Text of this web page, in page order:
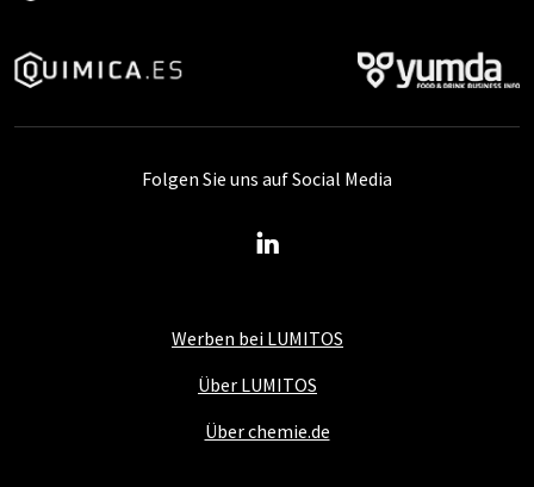
Werben bei LUMITOS
Über LUMITOS
Über chemie.de
Folgen Sie uns auf Social Media